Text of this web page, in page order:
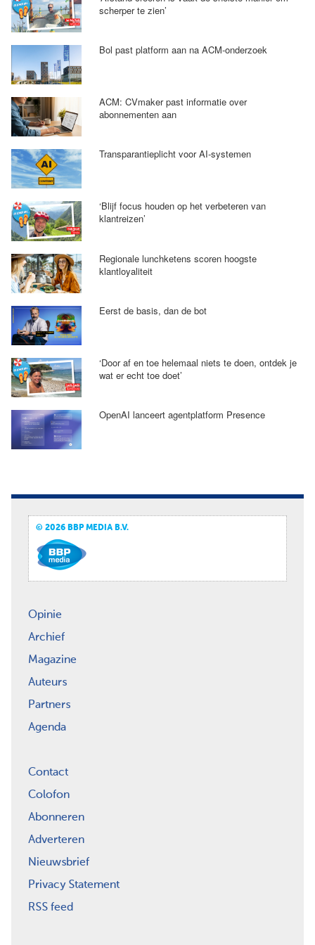
scherper te zien’
Bol past platform aan na ACM-onderzoek
ACM: CVmaker past informatie over
abonnementen aan
Transparantieplicht voor AI-systemen
‘Blijf focus houden op het verbeteren van
klantreizen’
Regionale lunchketens scoren hoogste
klantloyaliteit
Eerst de basis, dan de bot
‘Door af en toe helemaal niets te doen, ontdek je
wat er echt toe doet’
OpenAI lanceert agentplatform Presence
© 2026 BBP MEDIA B.V.
Opinie
Archief
Magazine
Auteurs
Partners
Agenda
Contact
Colofon
Abonneren
Adverteren
Nieuwsbrief
Privacy Statement
RSS feed